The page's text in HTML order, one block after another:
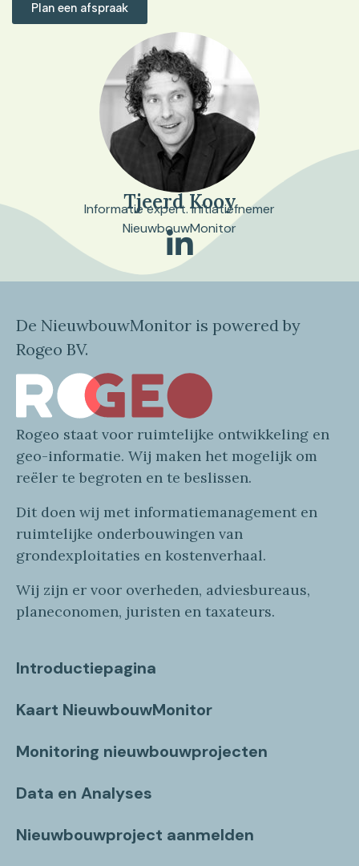
Plan een afspraak
Tjeerd Kooy
Informatie expert. Initiatiefnemer
NieuwbouwMonitor
De NieuwbouwMonitor is powered by
Rogeo BV.
Rogeo staat voor ruimtelijke ontwikkeling en
geo-informatie. Wij maken het mogelijk om
reëler te begroten en te beslissen.
Dit doen wij met informatiemanagement en
ruimtelijke onderbouwingen van
grondexploitaties en kostenverhaal.
Wij zijn er voor overheden, adviesbureaus,
planeconomen, juristen en taxateurs.
Introductiepagina
Kaart NieuwbouwMonitor
Monitoring nieuwbouwprojecten
Data en Analyses
Nieuwbouwproject aanmelden